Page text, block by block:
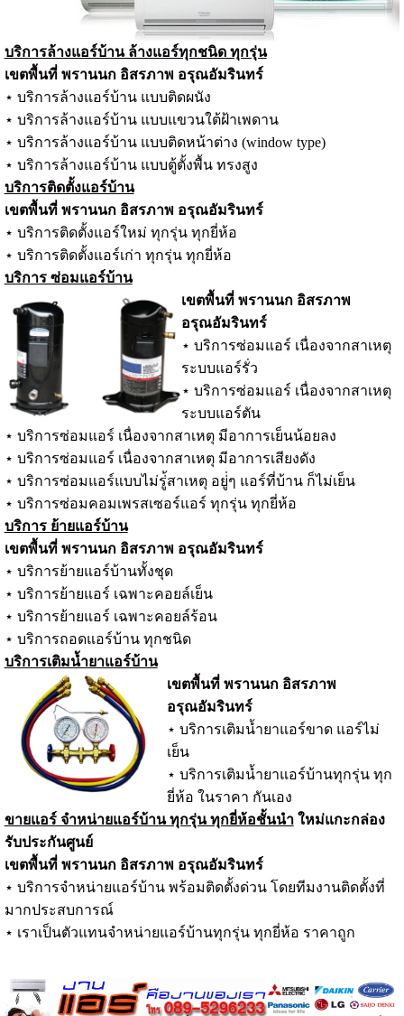
บริการล้างแอร์บ้าน ล้างแอร์ทุกชนิด ทุกรุ่น
เขตพื้นที่ พรานนก อิสรภาพ อรุณอัมรินทร์
⋆ บริการล้างแอร์บ้าน แบบติดผนัง
⋆ บริการล้างแอร์บ้าน แบบแขวนใต้ฝ้าเพดาน
⋆ บริการล้างแอร์บ้าน แบบติดหน้าต่าง (window type)
⋆ บริการล้างแอร์บ้าน แบบตู้ตั้งพื้น ทรงสูง
บริการติดตั้งแอร์บ้าน
เขตพื้นที่ พรานนก อิสรภาพ อรุณอัมรินทร์
⋆ บริการติดตั้งแอร์ใหม่ ทุกรุ่น ทุกยี่ห้อ
⋆ บริการติดตั้งแอร์เก่า ทุกรุ่น ทุกยี่ห้อ
บริการ ซ่อมแอร์บ้าน
เขตพื้นที่ พรานนก อิสรภาพ
อรุณอัมรินทร์
⋆ บริการซ่อมแอร์ เนื่องจากสาเหตุ
ระบบแอร์รั่ว
⋆ บริการซ่อมแอร์ เนื่องจากสาเหตุ
ระบบแอร์ตัน
⋆ บริการซ่อมแอร์ เนื่องจากสาเหตุ มีอาการเย็นน้อยลง
⋆ บริการซ่อมแอร์ เนื่องจากสาเหตุ มีอาการเสียงดัง
⋆ บริการซ่อมแอร์แบบไม่รู่้สาเหตุ อยู่่ๆ แอร์ที่บ้าน ก็ไม่เย็น
⋆ บริการซ่อมคอมเพรสเซอร์แอร์ ทุกรุ่น ทุกยี่ห้อ
บริการ ย้ายแอร์บ้าน
เขตพื้นที่ พรานนก อิสรภาพ อรุณอัมรินทร์
⋆ บริการย้ายแอร์บ้านทั้งชุด
⋆ บริการย้ายแอร์ เฉพาะคอยล์เย็น
⋆ บริการย้ายแอร์ เฉพาะคอยล์ร้อน
⋆ บริการถอดแอร์บ้าน ทุกชนิด
บริการเติมน้ำยาแอร์บ้าน
เขตพื้นที่ พรานนก อิสรภาพ
อรุณอัมรินทร์
⋆ บริการเติมน้ำยาแอร์ขาด แอร์ไม่
เย็น
⋆ บริการเติมน้ำยาแอร์บ้านทุกรุ่น ทุก
ยี่ห้อ ในราคา กันเอง
ขายแอร์ จำหน่ายแอร์บ้าน ทุกรุ่น ทุกยี่ห้อชั้นนำใหม่แกะกล่อง
รับประกันศูนย์
เขตพื้นที่ พรานนก อิสรภาพ อรุณอัมรินทร์
⋆ บริการจำหน่ายแอร์บ้าน พร้อมติดตั้งด่วน โดยทีมงานติดตั้งที่
มากประสบการณ์
⋆ เราเป็นตัวแทนจำหน่ายแอร์บ้านทุกรุ่น ทุกยี่ห้อ ราคาถูก